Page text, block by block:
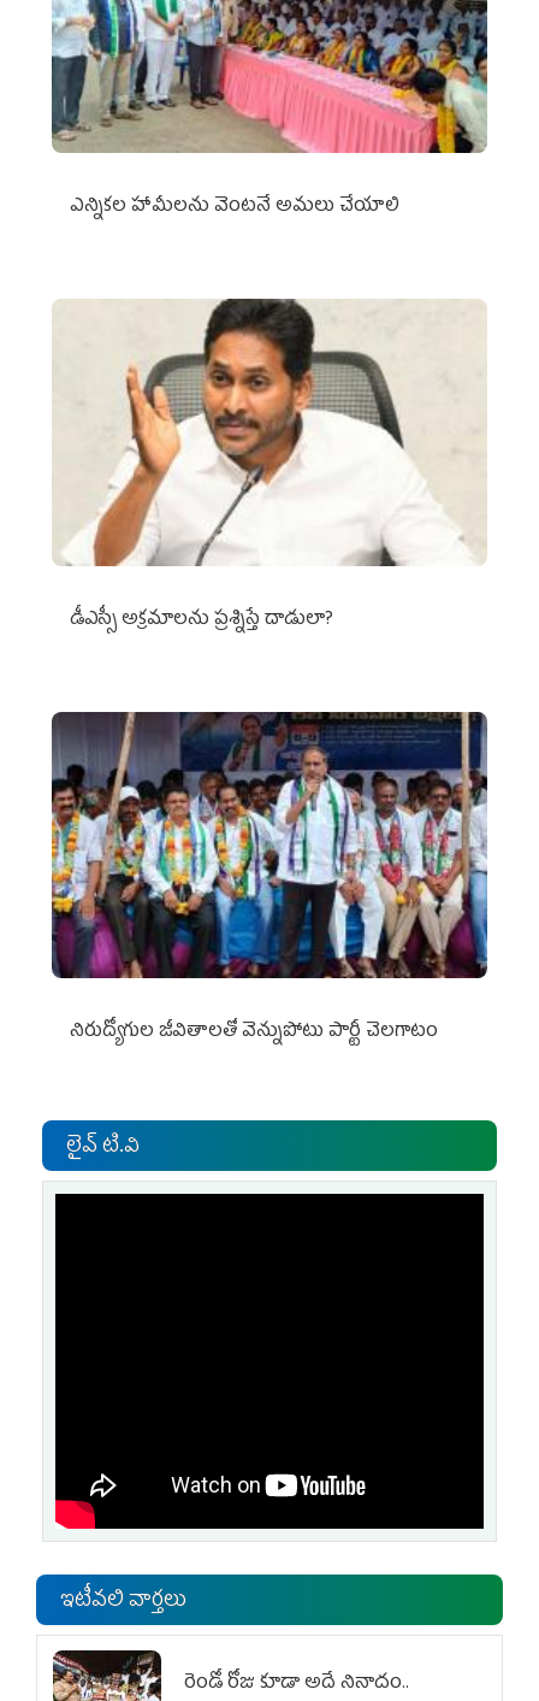
ఎన్నికల హామీలను వెంటనే అమలు చేయాలి
డీఎస్సీ అక్రమాలను ప్రశ్నిస్తే దాడులా?
నిరుద్యోగుల జీవితాలతో వెన్నుపోటు పార్టీ చెలగాటం
లైవ్ టి.వి
ఇటీవలి వార్తలు
రెండో రోజు కూడా అదే నినాదం..